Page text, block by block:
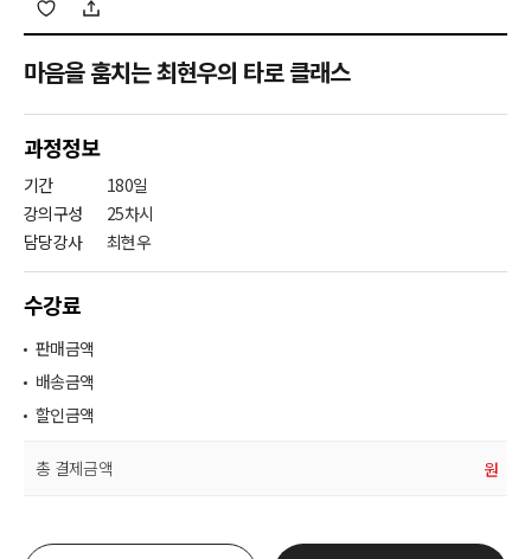
마음을 훔치는 최현우의 타로 클래스
과정정보
기간
180일
강의구성
25차시
담당강사
최현우
수강료
판매금액
배송금액
할인금액
총 결제금액 원